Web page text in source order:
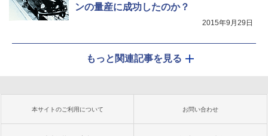
ンの量産に成功したのか？
2015年9月29日
もっと関連記事を見る
本サイトのご利用について お問い合わせ